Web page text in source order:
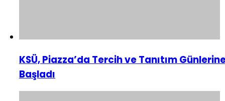
KSÜ, Piazza’da Tercih ve Tanıtım
Başladı